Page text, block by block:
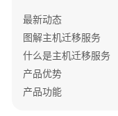
参
考
场
景
最新动态
图解主机迁移服务
什么是主机迁移服务
产品优势
产品功能